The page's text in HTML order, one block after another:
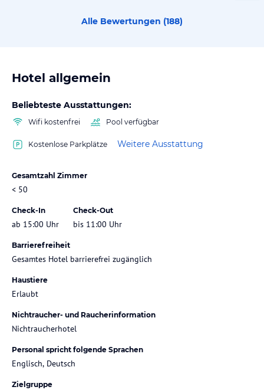
Alle Bewertungen (188)
Hotel allgemein
Beliebteste Ausstattungen:
Wifi kostenfrei Pool verfügbar
Kostenlose Parkplätze Weitere Ausstattung
Gesamtzahl Zimmer
< 50
Check-In
ab 15:00 Uhr
Check-Out
bis 11:00 Uhr
Barrierefreiheit
Gesamtes Hotel barrierefrei zugänglich
Haustiere
Erlaubt
Nichtraucher- und Raucherinformation
Nichtraucherhotel
Personal spricht folgende Sprachen
Englisch, Deutsch
Zielgruppe